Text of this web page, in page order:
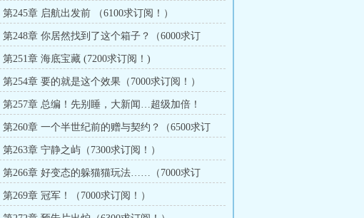
第245章 启航出发前 （6100求订阅！）
第248章 你居然找到了这个箱子？（6000求订
阅！）
第251章 海底宝藏 (7200求订阅！)
第254章 要的就是这个效果（7000求订阅！）
第257章 总编！先别睡，大新闻…超级加倍！
（7200求订阅！）
第260章 一个半世纪前的赠与契约？（6500求订
阅！）
第263章 宁静之屿（7300求订阅！）
第266章 好变态的躲猫猫玩法……（7000求订
阅！）
第269章 冠军！（7000求订阅！）